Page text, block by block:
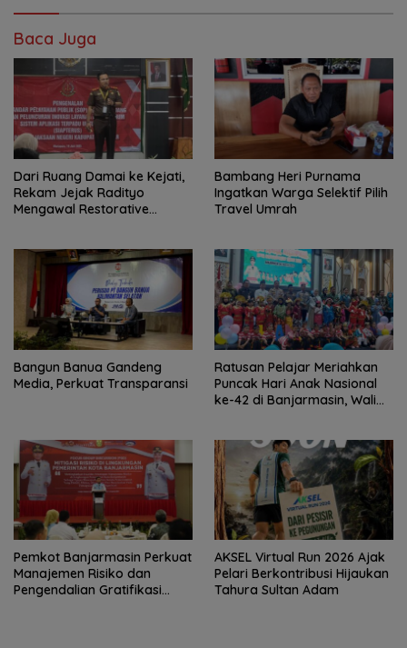
Baca Juga
Dari Ruang Damai ke Kejati,
Rekam Jejak Radityo
Mengawal Restorative
Bambang Heri Purnama
Ingatkan Warga Selektif Pilih
Travel Umrah
Bangun Banua Gandeng
Media, Perkuat Transparansi
Ratusan Pelajar Meriahkan
Puncak Hari Anak Nasional
ke-42 di Banjarmasin, Wali
Pemkot Banjarmasin Perkuat
Manajemen Risiko dan
Pengendalian Gratifikasi
AKSEL Virtual Run 2026 Ajak
Pelari Berkontribusi Hijaukan
Tahura Sultan Adam